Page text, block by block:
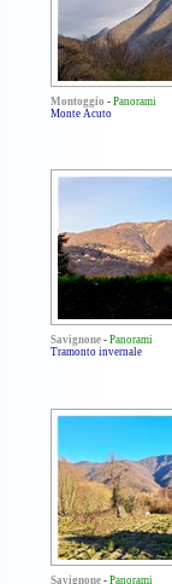
Montoggio - Panorami
Monte Acuto
Savignone - Panorami
Tramonto invernale
Savignone - Panorami